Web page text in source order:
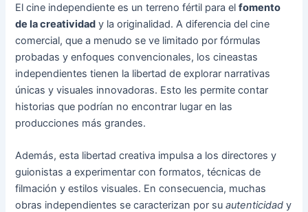
El cine independiente es un terreno fértil para elfomento
de la creatividad y la originalidad. A diferencia del cine
comercial, que a menudo se ve limitado por fórmulas
probadas y enfoques convencionales, los cineastas
independientes tienen la libertad de explorar narrativas
únicas y visuales innovadoras. Esto les permite contar
historias que podrían no encontrar lugar en las
producciones más grandes.
Además, esta libertad creativa impulsa a los directores y
guionistas a experimentar con formatos, técnicas de
filmación y estilos visuales. En consecuencia, muchas
obras independientes se caracterizan por suautenticidad y